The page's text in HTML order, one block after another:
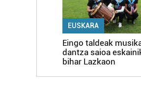
EUSKARA
Eingo taldeak
dantza saioa
bihar Lazkaon